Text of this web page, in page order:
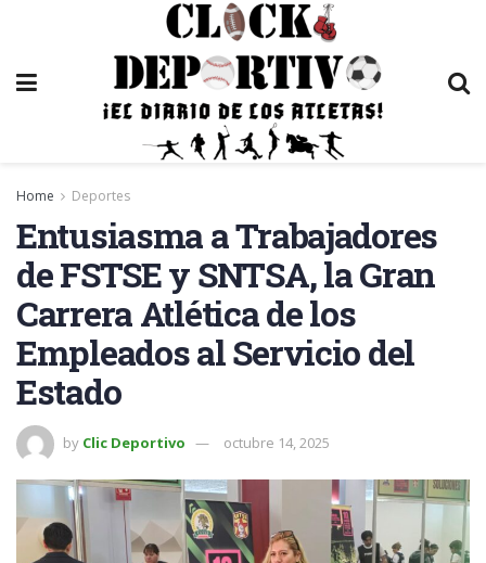
Home Deportes
Entusiasma a Trabajadores
de FSTSE y SNTSA, la Gran
Carrera Atlética de los
Empleados al Servicio del
Estado
by Clic Deportivo octubre 14, 2025